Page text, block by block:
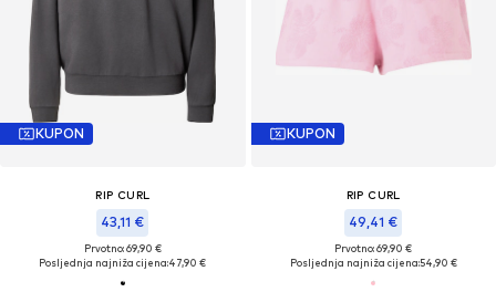
KUPON
RIP CURL
43,11 €
Prvotno: 69,90 €
Posljednja najniža cijena:47,90 €
KUPON
RIP CURL
49,41 €
Prvotno: 69,90 €
Posljednja najniža cijena:54,90 €